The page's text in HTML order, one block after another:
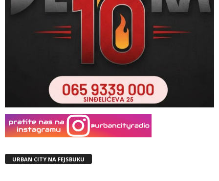
URBAN CITY NA FEJSBUKU